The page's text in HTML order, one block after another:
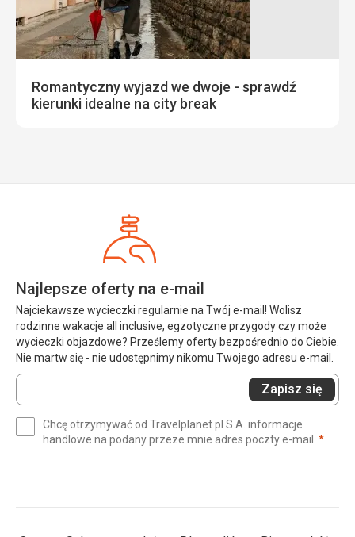
Romantyczny wyjazd we dwoje - sprawdź
kierunki idealne na city break
Najlepsze oferty na e-mail
Najciekawsze wycieczki regularnie na Twój e-mail! Wolisz
rodzinne wakacje all inclusive, egzotyczne przygody czy może
wycieczki objazdowe? Prześlemy oferty bezpośrednio do Ciebie.
Nie martw się - nie udostępnimy nikomu Twojego adresu e-mail.
Wprowadź
swój
(wymagane)
Zapisz się
Chcę otrzymywać od Travelplanet.pl S.A. informacje
handlowe na podany przeze mnie adres poczty e-mail. *